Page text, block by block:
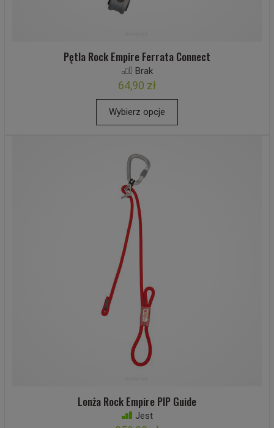
Pętla Rock Empire Ferrata Connect
Brak
64,90 zł
Wybierz opcje
Lonża Rock Empire PIP Guide
Jest